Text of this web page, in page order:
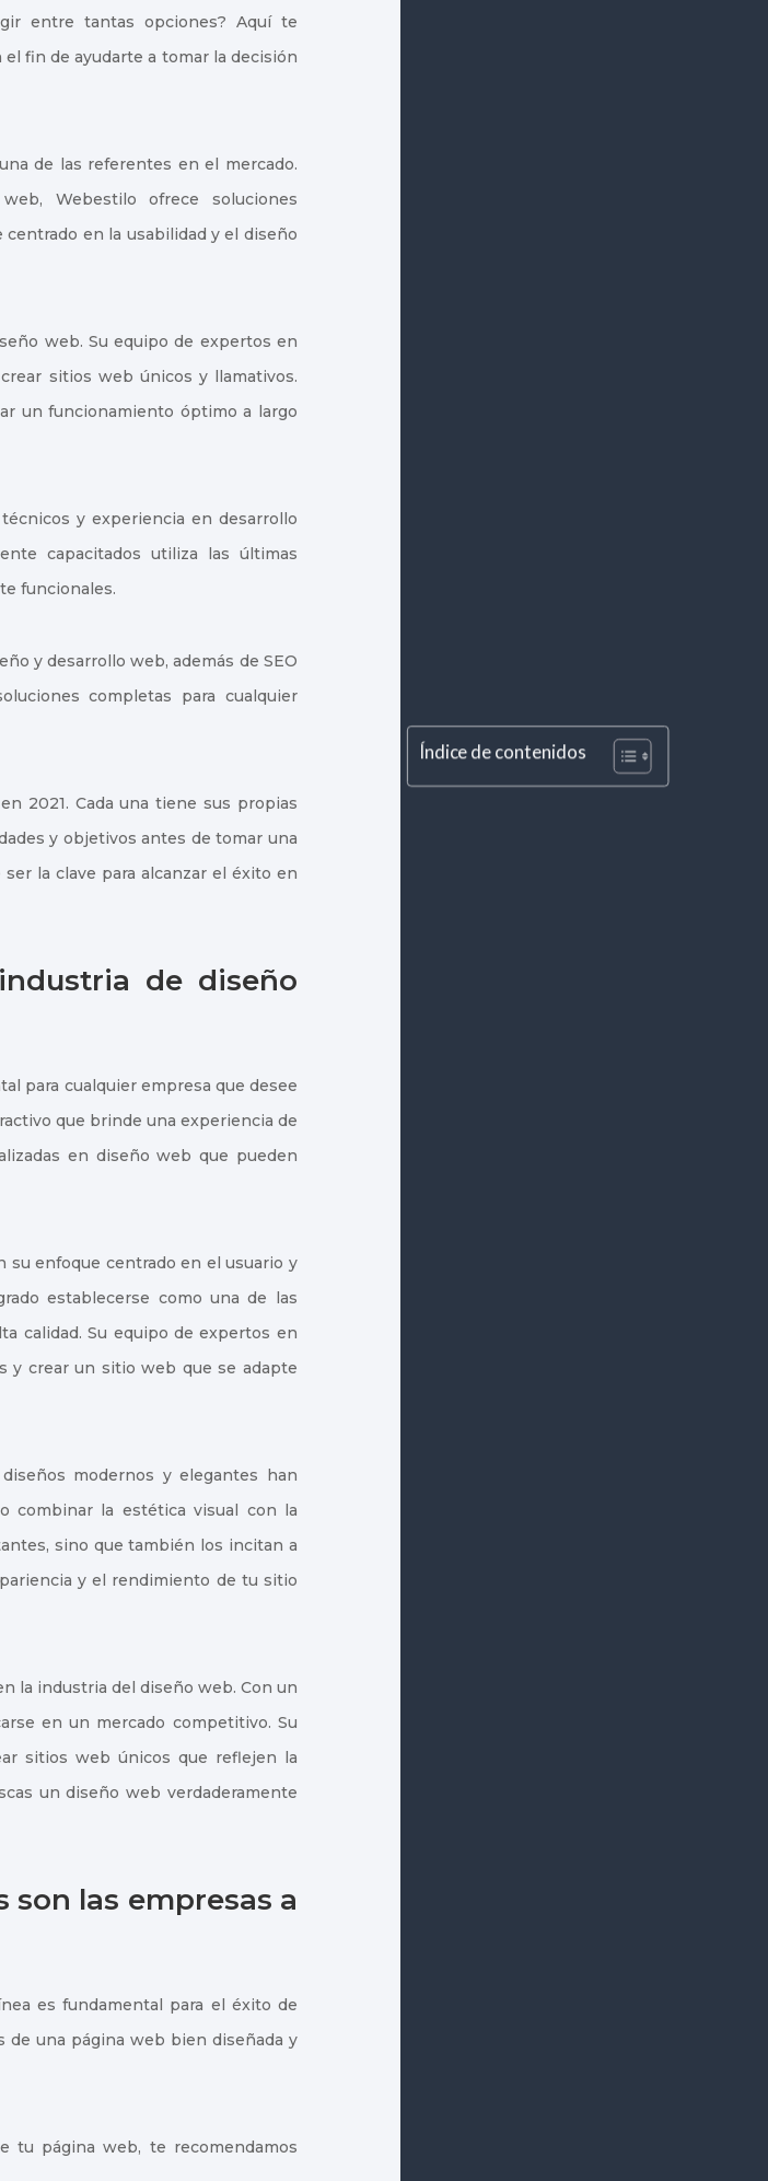
entre tantas opciones? Aquí te
fin de ayudarte a tomar la decisión
de las referentes en el mercado.
Webestilo ofrece soluciones
centrado en la usabilidad y el diseño
web. Su equipo de expertos en
sitios web únicos y llamativos.
un funcionamiento óptimo a largo
y experiencia en desarrollo
capacitados utiliza las últimas
funcionales.
y desarrollo web, además de SEO
completas para cualquier
2021. Cada una tiene sus propias
y objetivos antes de tomar una
la clave para alcanzar el éxito en
de diseño
para cualquier empresa que desee
que brinde una experiencia de
en diseño web que pueden
su enfoque centrado en el usuario y
establecerse como una de las
calidad. Su equipo de expertos en
y crear un sitio web que se adapte
modernos y elegantes han
combinar la estética visual con la
sino que también los incitan a
y el rendimiento de tu sitio
la industria del diseño web. Con un
en un mercado competitivo. Su
sitios web únicos que reflejen la
un diseño web verdaderamente
son las empresas a
es fundamental para el éxito de
de una página web bien diseñada y
tu página web, te recomendamos
Índice de contenidos